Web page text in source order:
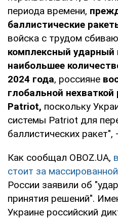
периода времени,
баллистические
войска с трудом
комплексный ударный
наибольшее
2024 года, россияне
глобальной нехваткой
Patriot, поскольку
системы Patriot для
баллистических ракет",
Как сообщал OBOZ.UA,
стоит за
России заявили об
принятия решений".
Украине российский